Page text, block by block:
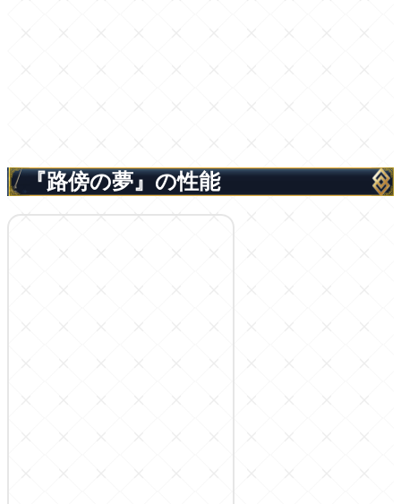
『路傍の夢』の性能